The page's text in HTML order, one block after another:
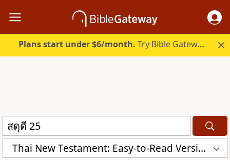
Plans start under $6/month. Try Bible Gateway Plus.
Thai New Testament: Easy-to-Read Version (ERV-TH)